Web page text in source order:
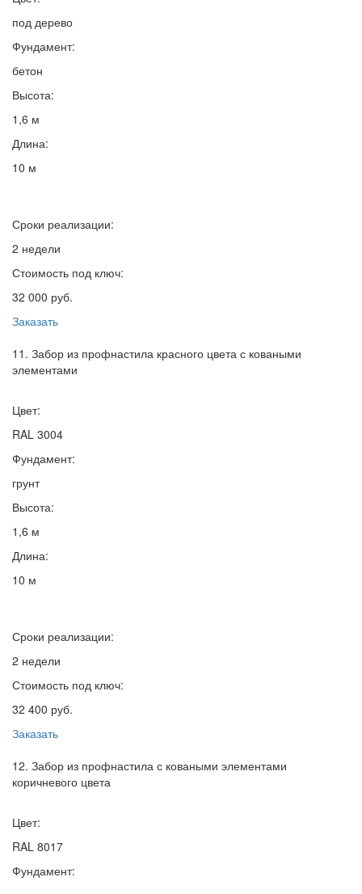
под дерево
Фундамент:
бетон
Высота:
1,6 м
Длина:
10 м
Сроки реализации:
2 недели
Стоимость под ключ:
32 000 руб.
Заказать
11. Забор из профнастила красного цвета с коваными
элементами
Цвет:
RAL 3004
Фундамент:
грунт
Высота:
1,6 м
Длина:
10 м
Сроки реализации:
2 недели
Стоимость под ключ:
32 400 руб.
Заказать
12. Забор из профнастила с коваными элементами
коричневого цвета
Цвет:
RAL 8017
Фундамент: